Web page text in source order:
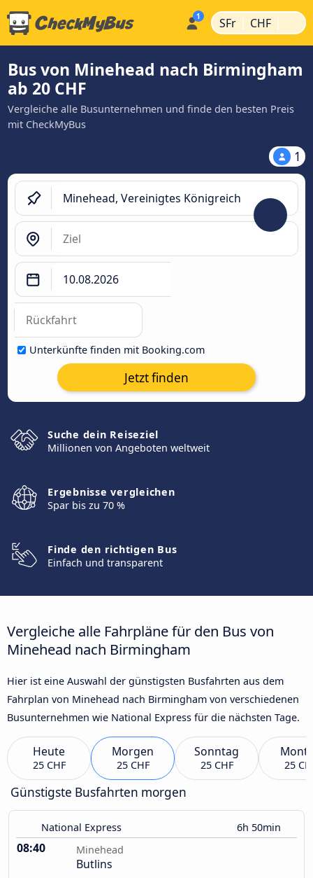
SFr | CHF |
Bus von Minehead nach Birmingham
ab 20 CHF
Vergleiche alle Busunternehmen und finde den besten Preis
mit CheckMyBus
1
Unterkünfte finden mit Booking.com
Jetzt finden
Suche dein Reiseziel
Millionen von Angeboten weltweit
Ergebnisse vergleichen
Spar bis zu 70 %
Finde den richtigen Bus
Einfach und transparent
Vergleiche alle Fahrpläne für den Bus von
Minehead nach Birmingham
Hier ist eine Auswahl der günstigsten Busfahrten aus dem
Fahrplan von Minehead nach Birmingham von verschiedenen
Busunternehmen wie National Express für die nächsten Tage.
Heute
25 CHF
Morgen
25 CHF
Sonntag
25 CHF 25
Günstigste Busfahrten morgen
National Express 6h 50min
08:40 Minehead
Butlins